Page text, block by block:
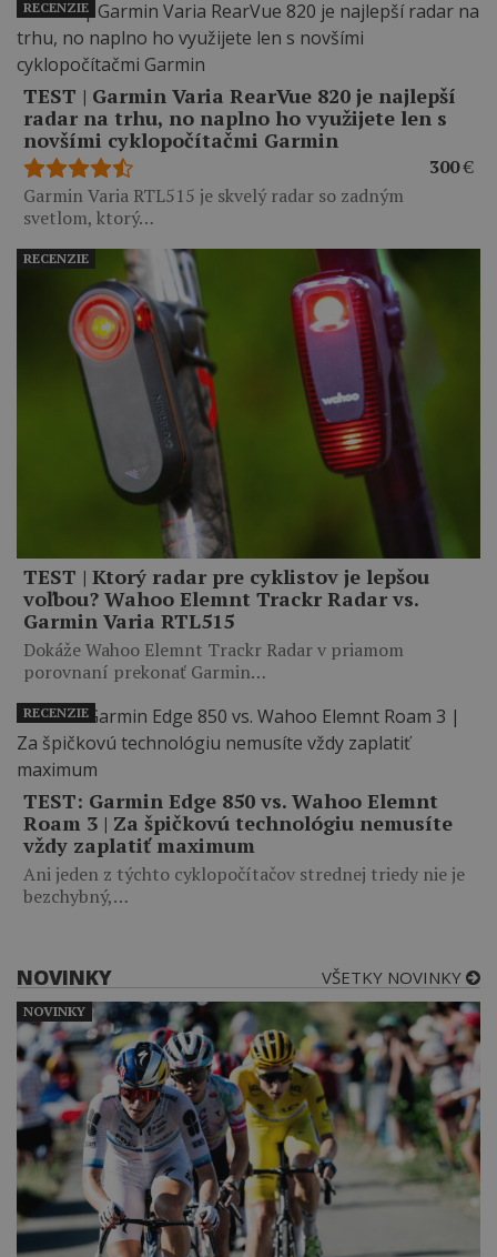
TEST | Garmin Varia RearVue 820 je najlepší
radar na trhu, no naplno ho využijete len s
novšími cyklopočítačmi Garmin
300€
Garmin Varia RTL515 je skvelý radar so zadným
svetlom, ktorý…
RECENZIE
TEST | Ktorý radar pre cyklistov je lepšou
voľbou? Wahoo Elemnt Trackr Radar vs.
Garmin Varia RTL515
Dokáže Wahoo Elemnt Trackr Radar v priamom
porovnaní prekonať Garmin…
RECENZIE
TEST: Garmin Edge 850 vs. Wahoo Elemnt
Roam 3 | Za špičkovú technológiu nemusíte
vždy zaplatiť maximum
Ani jeden z týchto cyklopočítačov strednej triedy nie je
bezchybný,…
RECENZIE
NOVINKY VŠETKY NOVINKY
NOVINKY